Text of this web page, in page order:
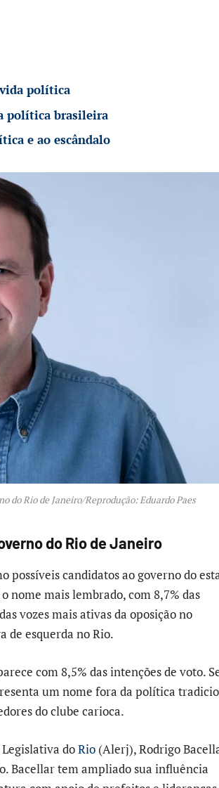
política
política brasileira
e ao escândalo
do Rio de Janeiro/Reprodução: Eduardo Paes
do Rio de Janeiro
possíveis candidatos ao governo do
nome mais lembrado, com 8,7% das
vozes mais ativas da oposição no
de esquerda no Rio.
com 8,5% das intenções de voto.
um nome fora da política
do clube carioca.
doRio (Alerj), Rodrigo
Bacellar tem ampliado sua influência